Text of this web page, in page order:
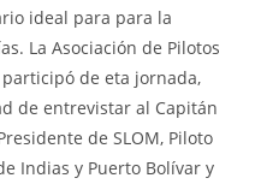
ideal para para la
La Asociación de Pilotos
participó de eta jornada,
de entrevistar al Capitán
de SLOM, Piloto
Indias y Puerto Bolívar y